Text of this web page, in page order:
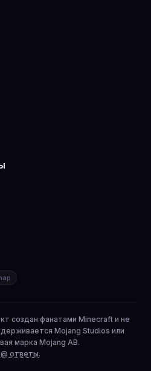
создан фанатами Minecraft и не
Mojang Studios или
марка Mojang AB.
@ ответы.